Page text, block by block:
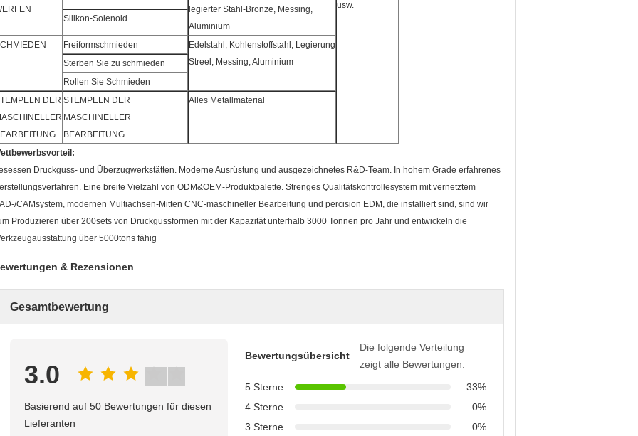
usw.
legierter Stahl-Bronze, Messing,
Aluminium
Silikon-Solenoid
Freiformschmieden
Edelstahl, Kohlenstoffstahl, Legierung
Streel, Messing, Aluminium
Sterben Sie zu schmieden
Rollen Sie Schmieden
DER STEMPELN DER
MASCHINELLER
BEARBEITUNG
Alles Metallmaterial
Druckguss- und Überzugwerkstätten. Moderne Ausrüstung und ausgezeichnetes R&D-Team. In hohem Grade erfahrenes
Eine breite Vielzahl von ODM&OEM-Produktpalette. Strenges Qualitätskontrollesystem mit vernetztem
CAMsystem, modernen Multiachsen-Mitten CNC-maschineller Bearbeitung und percision EDM, die installiert sind, sind wir
Produzieren über 200sets von Druckgussformen mit der Kapazität unterhalb 3000 Tonnen pro Jahr und entwickeln die
über 5000tons fähig
& Rezensionen
Gesamtbewertung
3.0
Basierend auf 50 Bewertungen für diesen
Lieferanten
Bewertungsübersicht
Die folgende Verteilung
zeigt alle Bewertungen.
5 Sterne
33%
4 Sterne
0%
3 Sterne
0%